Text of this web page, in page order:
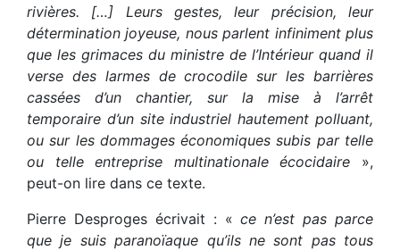
rivières. […] Leurs gestes, leur précision, leur
détermination joyeuse, nous parlent infiniment plus
que les grimaces du ministre de l’Intérieur quand il
verse des larmes de crocodile sur les barrières
cassées d’un chantier, sur la mise à l’arrêt
temporaire d’un site industriel hautement polluant,
ou sur les dommages économiques subis par telle
ou telle entreprise multinationale écocidaire »,
peut-on lire dans ce texte.
Pierre Desproges écrivait : «ce n’est pas parce
que je suis paranoïaque qu’ils ne sont pas tous